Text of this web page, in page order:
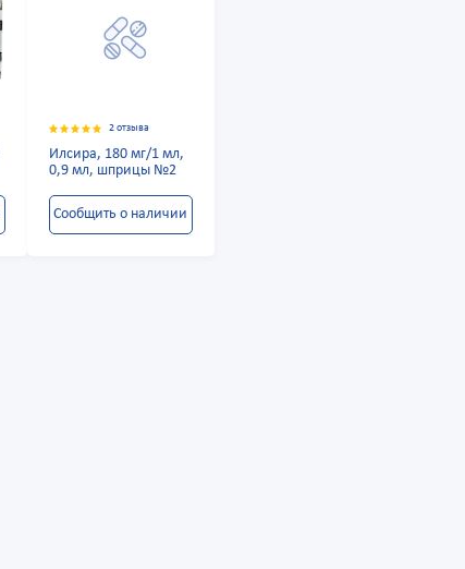
2 отзыва
Илсира, 180 мг/1 мл,
0,9 мл, шприцы №2
Сообщить о наличии